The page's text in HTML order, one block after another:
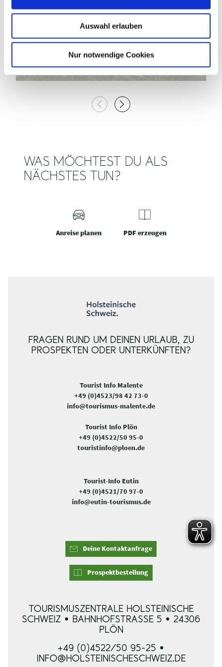
Auswahl erlauben
Nur notwendige Cookies
Lebrade
WAS MÖCHTEST DU ALS
NÄCHSTES TUN?
Anreise planen PDF erzeugen
FRAGEN RUND UM DEINEN URLAUB, ZU
PROSPEKTEN ODER UNTERKÜNFTEN?
Tourist Info Malente
+49 (0)4523/98 42 73-0
info@tourismus-malente.de
Tourist Info Plön
+49 (0)4522/50 95-0
touristinfo@ploen.de
Tourist-Info Eutin
+49 (0)4521/70 97-0
info@eutin-tourismus.de
Deine Kontaktanfrage
Prospektbestellung
TOURISMUSZENTRALE HOLSTEINISCHE
SCHWEIZ • BAHNHOFSTRASSE 5 • 24306 P
LÖN
+49 (0)4522/50 95-25 •
INFO@HOLSTEINISCHESCHWEIZ.DE